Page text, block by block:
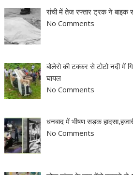
रांची में तेज रफ्तार ट्रक ने बाइक
No Comments
बोलेरो की टक्कर से टोटो नदी में
घायल
No Comments
धनबाद में भीषण सड़क
No Comments